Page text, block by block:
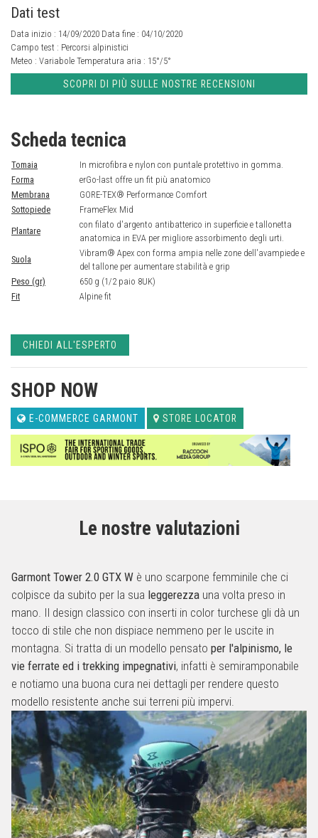
Dati test
Data inizio : 14/09/2020 Data fine : 04/10/2020
Campo test : Percorsi alpinistici
Meteo : Variabole Temperatura aria : 15°/5°
SCOPRI DI PIÙ SULLE NOSTRE RECENSIONI
Scheda tecnica
Tomaia
In microfibra e nylon con puntale protettivo in gomma.
Forma
erGo-last offre un fit più anatomico
Membrana
GORE-TEX® Performance Comfort
Sottopiede
FrameFlex Mid
Plantare
con filato d'argento antibatterico in superficie e tallonetta
anatomica in EVA per migliore assorbimento degli urti.
Suola
Vibram® Apex con forma ampia nelle zone dell'avampiede e
del tallone per aumentare stabilità e grip
Peso (gr)
650 g (1/2 paio 8UK)
Fit
Alpine fit
CHIEDI ALL'ESPERTO
SHOP NOW
E-COMMERCE GARMONT STORE LOCATOR
Le nostre valutazioni
Garmont Tower 2.0 GTX W è uno scarpone femminile che ci
colpisce da subito per la sua leggerezza una volta preso in
mano. Il design classico con inserti in color turchese gli dà un
tocco di stile che non dispiace nemmeno per le uscite in
montagna. Si tratta di un modello pensato per l'alpinismo, le
vie ferrate ed i trekking impegnativi, infatti è semiramponabile
e notiamo una buona cura nei dettagli per rendere questo
modello resistente anche sui terreni più impervi.